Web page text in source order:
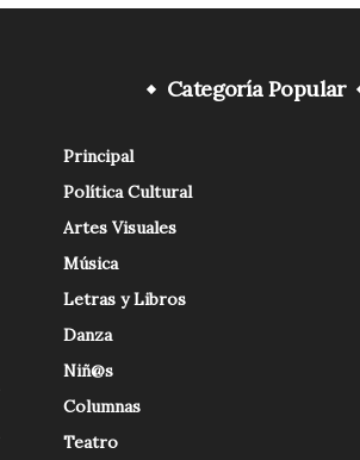
Categoría Popular
Principal
Política Cultural
Artes Visuales
Música
Letras y Libros
Danza
Niñ@s
Columnas
Teatro